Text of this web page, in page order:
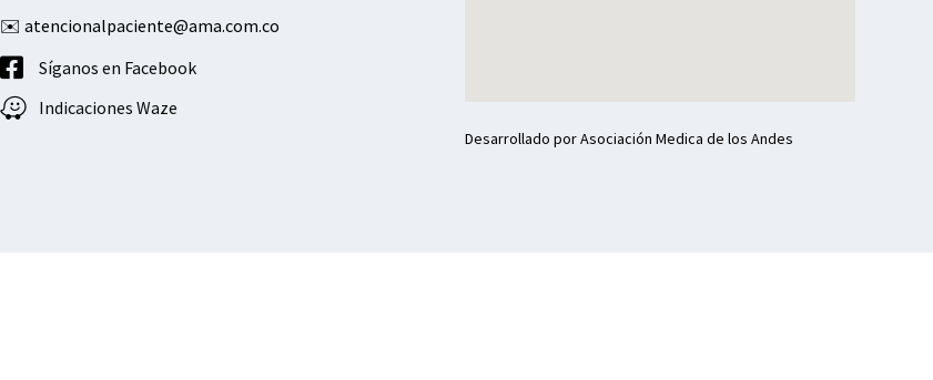
✉️ atencionalpaciente@ama.com.co
Síganos en Facebook
Indicaciones Waze
Desarrollado por Asociación Medica de los Andes